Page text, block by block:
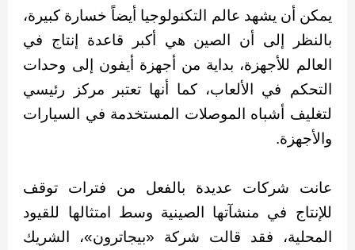
يمكن أن يشهد عالم التكنولوجيا أيضاً خسارة كبيرة،
بالنظر إلى أن الصين هي أكبر قاعدة إنتاج في
العالم للأجهزة، بداية من أجهزة أيفون إلى وحدات
التحكم في الألعاب، كما أنها تعتبر مركز رئيسي
لتغليف أشباه الموصلات المستخدمة في السيارات
والأجهزة.
عانت شركات عديدة بالفعل من فترات توقف
للإنتاج في منشآتها الصينية وسط امتثالها للقيود
المحلية، فقد قالت شركة «بيجاترون»، الشريك